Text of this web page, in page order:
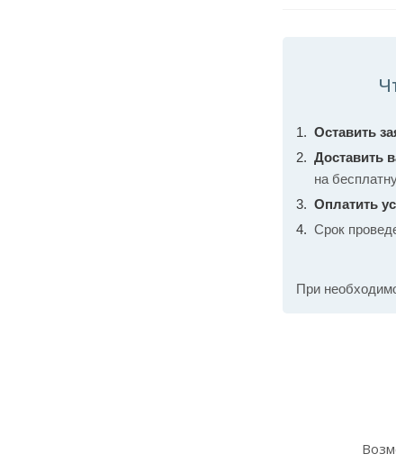
Оставить
Доставить
на
Оплатить
Срок
При